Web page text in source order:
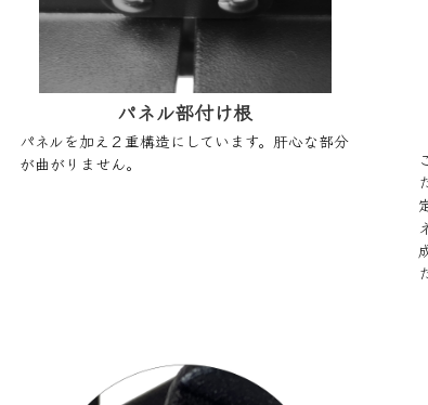
パネル部付け根
パネルを加え２重構造にしています。肝心な部分
が曲がりません。